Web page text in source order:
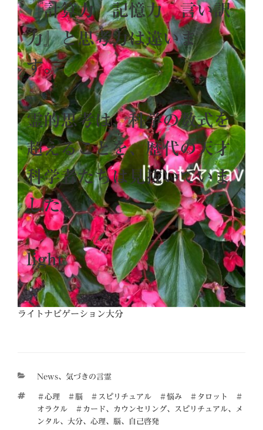
『計算力 記憶力 言い訳
力』と思考力は違いま
す。
霊的思考は、科学の数式を
超えることを、歴代の天才
科学者たちは見抜いていま
した。
light
ライトナビゲーション大分
カ
ゴ
リ
ー
News、 気づきの言霊
タ
グ
＃心理 ＃脳 ＃スピリチュアル ＃悩み ＃タロット ＃
オラクル ＃カード、 カウンセリング、 スピリチュアル、
メ
ンタル、 大分、 心理、 脳、 自己啓発